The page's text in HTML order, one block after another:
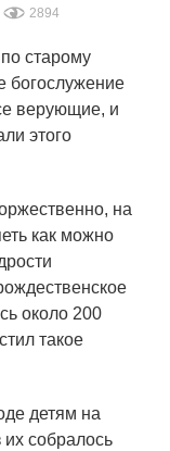
2894
старому
богослужение
верующие, и
этого
на
как можно
около 200
такое
детям на
их собралось